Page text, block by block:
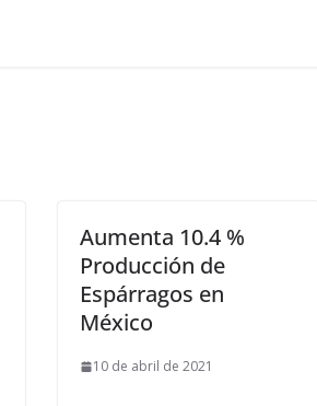
Aumenta 10.4 %
Producción de
Espárragos en
México
10 de abril de 2021